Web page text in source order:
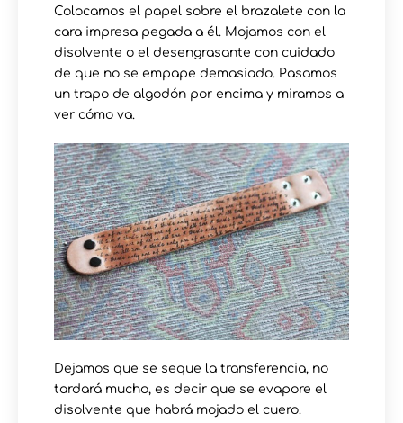
Colocamos el papel sobre el brazalete con la
cara impresa pegada a él. Mojamos con el
disolvente o el desengrasante con cuidado
de que no se empape demasiado. Pasamos
un trapo de algodón por encima y miramos a
ver cómo va.
Dejamos que se seque la transferencia, no
tardará mucho, es decir que se evapore el
disolvente que habrá mojado el cuero.